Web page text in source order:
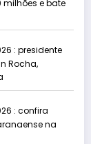
milhões e bate
: presidente
Rocha,
: confira
na